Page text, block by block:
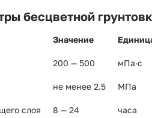
бесцветной
Значение
200 — 500 мПа·с
не менее 2.5 МПа
слоя 8 — 24 часа